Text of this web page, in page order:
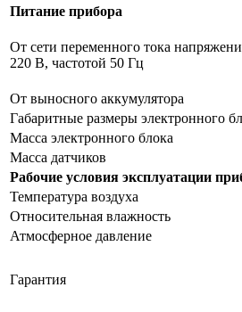
Питание прибора
От сети переменного тока
220 В, частотой 50 Гц
От выносного аккумулятора
Габаритные размеры электронного
Масса электронного блока
Масса датчиков
Рабочие условия эксплуатации
Температура воздуха
Относительная влажность
Атмосферное давление
Гарантия